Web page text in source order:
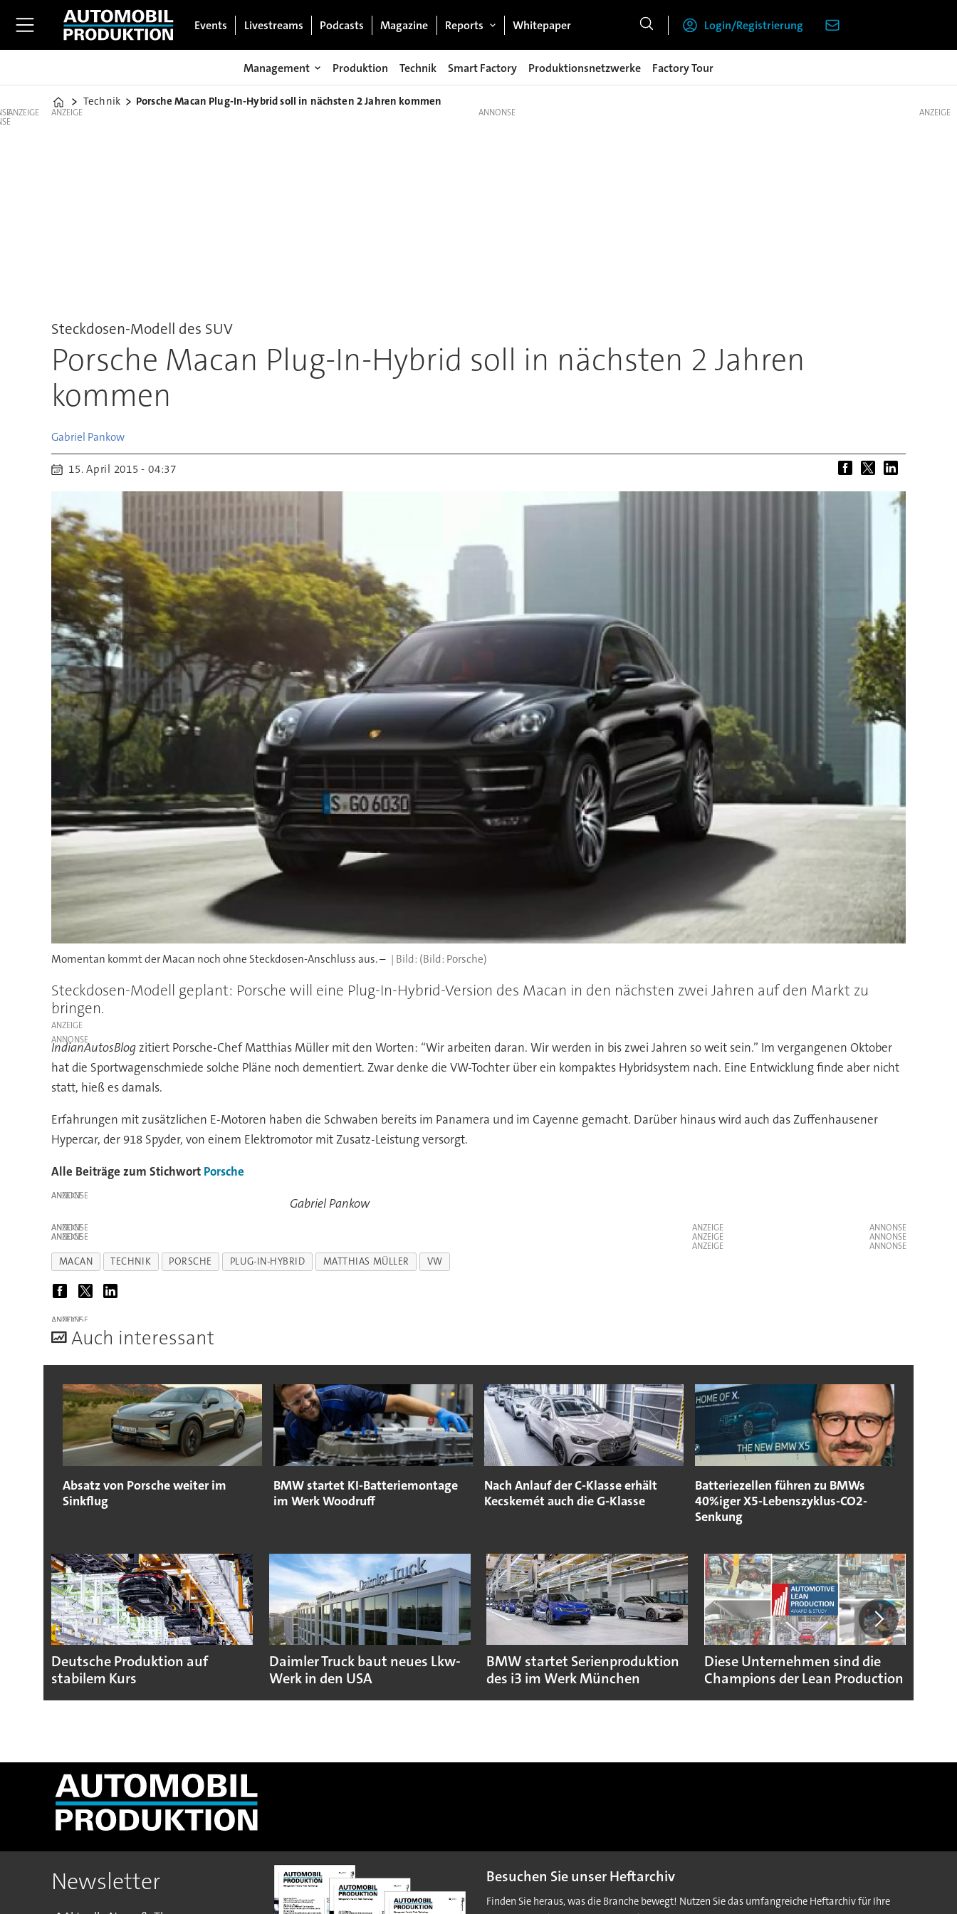
Events Livestreams Podcasts Magazine Reports Whitepaper Login/Registrierung
Management Produktion Technik Smart Factory Produktionsnetzwerke Factory Tour
Home
Technik Porsche Macan Plug-In-Hybrid soll in nächsten 2 Jahren kommen
ANZEIGE ANZEIGE
Steckdosen-Modell des SUV
Porsche Macan Plug-In-Hybrid soll in nächsten 2 Jahren
kommen
Gabriel Pankow
15. April 2015 - 04:37
Momentan kommt der Macan noch ohne Steckdosen-Anschluss aus. – (Bild: Porsche)
Steckdosen-Modell geplant: Porsche will eine Plug-In-Hybrid-Version des Macan in den nächsten zwei Jahren auf den Markt zu
bringen.
ANZEIGE
IndianAutosBlogzitiert Porsche-Chef Matthias Müller mit den Worten: “Wir arbeiten daran. Wir werden in bis zwei Jahren so weit sein.” Im vergangenen Oktober
hat die Sportwagenschmiede solche Pläne noch dementiert. Zwar denke die VW-Tochter über ein kompaktes Hybridsystem nach. Eine Entwicklung finde aber nicht
statt, hieß es damals.
Erfahrungen mit zusätzlichen E-Motoren haben die Schwaben bereits im Panamera und im Cayenne gemacht. Darüber hinaus wird auch das Zuffenhausener
Hypercar, der 918 Spyder, von einem Elektromotor mit Zusatz-Leistung versorgt.
Alle Beiträge zum Stichwort Porsche
ANZEIGE Gabriel Pankow
ANZEIGE
ANZEIGE
ANZEIGE
ANZEIGE
ANZEIGE
MACAN TECHNIK PORSCHE PLUG-IN-HYBRID MATTHIAS MÜLLER VW
ANZEIGE
Auch interessant
Absatz von Porsche weiter im
Sinkflug
BMW startet KI-Batteriemontage
im Werk Woodruff
Nach Anlauf der C-Klasse erhält
Kecskemét auch die G-Klasse
Batteriezellen führen zu BMWs
40%iger X5-Lebenszyklus-CO2-
Senkung
Deutsche Produktion auf
stabilem Kurs
Daimler Truck baut neues Lkw-
Werk in den USA
BMW startet Serienproduktion
des i3 im Werk München
Diese Unternehmen sind die
Champions der Lean Production
ANZEIGE
Newsletter Besuchen Sie unser Heftarchiv
Finden Sie heraus, was die Branche bewegt! Nutzen Sie das umfangreiche Heftarchiv für Ihre